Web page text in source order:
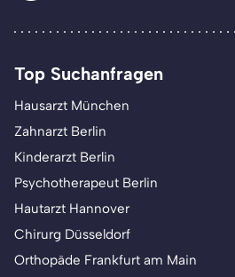
Top Suchanfragen
Hausarzt München
Zahnarzt Berlin
Kinderarzt Berlin
Psychotherapeut Berlin
Hautarzt Hannover
Chirurg Düsseldorf
Orthopäde Frankfurt am Main